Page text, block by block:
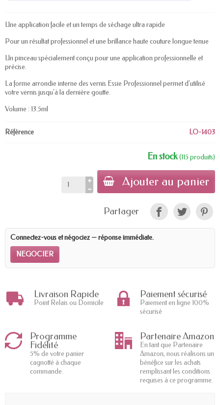
Une application facile et un temps de séchage ultra rapide
Pour un résultat professionnel et une brillance haute couture longue tenue
Un pinceau spécialement conçu pour une application professionnelle et
précise.
La forme arrondie interne des vernis Essie Professionnel permet d'utilisé
votre vernis jusqu'à la dernière goutte.
Volume : 13.5ml
Référence LO-1403
En stock(115 produits)
Ajouter au panier
Partager
Connectez-vous et négociez — réponse immédiate.
NEGOCIER
Livraison Rapide
Point Relais ou Domicile
Paiement sécurisé
Paiement en ligne 100%
sécurisé
Programme
Fidélité
5% de votre panier
cagnotté à chaque
commande.
Partenaire Amazon
En tant que Partenaire
Amazon, nous réalisons un
bénéfice sur les achats
remplissant les conditions
requises à ce programme.